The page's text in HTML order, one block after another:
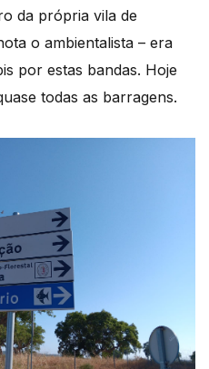
da própria vila de
o ambientalista – era
por estas bandas. Hoje
todas as barragens.